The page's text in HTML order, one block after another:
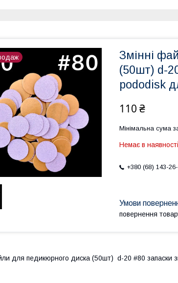
Змінні
(50шт) d-
pododisk
110 ₴
Мінімальна сума
Немає в наявності
+380 (68) 143-
повернення
для педикюрного диска (50шт) d-20 #80 запаски